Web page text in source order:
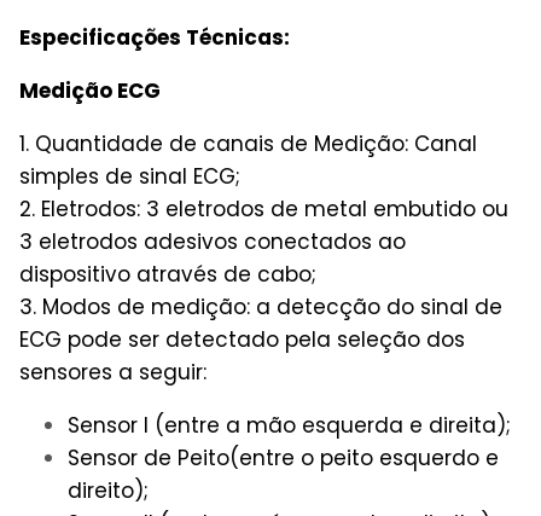
Especificações Técnicas:
Medição ECG
1. Quantidade de canais de Medição: Canal
simples de sinal ECG;
2. Eletrodos: 3 eletrodos de metal embutido ou
3 eletrodos adesivos conectados ao
dispositivo através de cabo;
3. Modos de medição: a detecção do sinal de
ECG pode ser detectado pela seleção dos
sensores a seguir:
Sensor I (entre a mão esquerda e direita);
Sensor de Peito(entre o peito esquerdo e
direito);